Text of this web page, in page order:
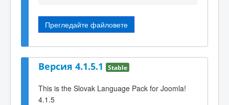
Прегледайте файловете
Версия 4.1.5.1 Stable
This is the Slovak Language Pack for Joomla!
4.1.5